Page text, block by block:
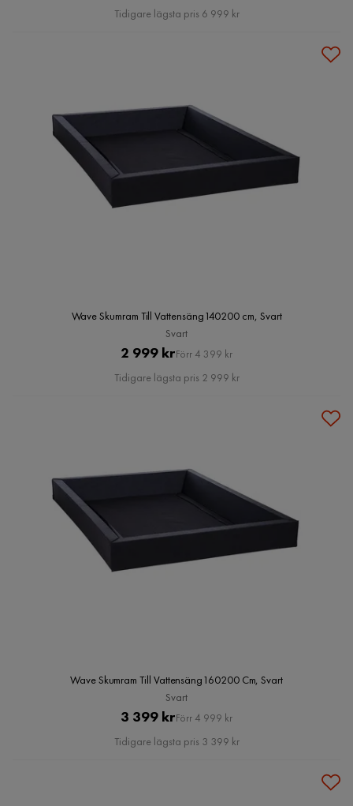
Pris
Tidigare lägsta pris 6 999 kr
Wave Skumram Till Vattensäng140200 cm, Svart
Svart
Pris
2 999 krOriginal
Pris
Förr 4 399 kr
Tidigare lägsta pris 2 999 kr
Wave Skumram Till Vattensäng160200 Cm, Svart
Svart
Pris
3 399 krOriginal
Pris
Förr 4 999 kr
Tidigare lägsta pris 3 399 kr